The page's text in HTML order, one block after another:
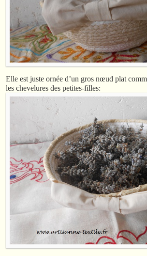
Elle est juste ornée d’un gros nœud plat
les chevelures des petites-filles: